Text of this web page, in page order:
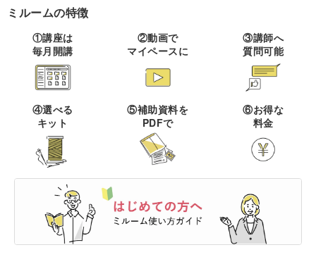
刺し子
クロスステッチ
オートクチュール刺繍
リボン刺繍
ビーズ刺繍
フランス刺繍
ソウタシエ
マクラメ
クラフトバンド
あみぐるみ
布小物
和裁
洋裁
ボールペンイラスト
アクリル絵の具
アルコールインクアート
コピック
パステルアート
フェイクスイーツ
ミニチュアフード
ミニチュア雑貨
ドール服
ドールハウス
ネイル検定
ネイルケア
ジェルネイル
プラバンアクセサリー
レジンアクセサリー
ワイヤーアクセサリー
ビーズアクセサリー
キャンドル
すべて
キャンドルホルダー
マーブルキャンドル
スイーツキャンドル
ソイキャンドル
すべて
カリグラフィー
レタリング
絵付け・ペインティ
ング
すべて
ポーセラーツ
トールペイント
上絵付け
すべて
ペン字
ペーパークラフト
すべて
ペーパーアート
切り絵
ハンドメイド
すべて
石鹸作り
羊毛フェルト
ライフスタイル
整理収納・片付け
フィットネス
クッキング ビジネス
カメラ・写真
ミルームの特徴
①講座は
毎月開講
②動画で
マイペースに
③講師へ
質問可能
④選べる
キット
⑤補助資料を
PDFで
⑥お得な
料金